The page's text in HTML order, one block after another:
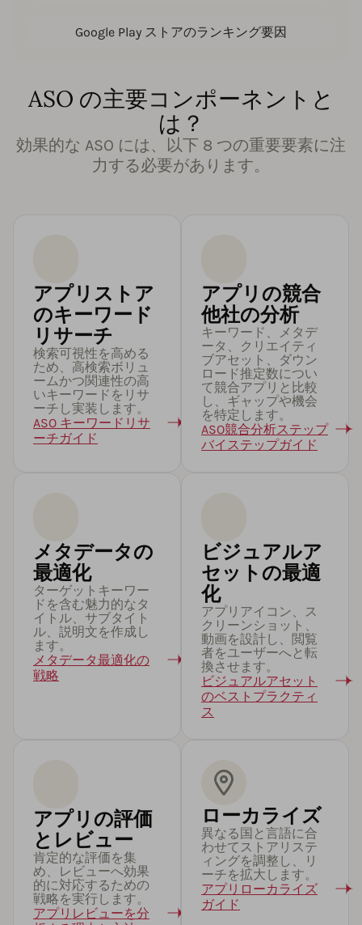
Google Play ストアのランキング要因
ASO の主要コンポーネントと
は？
効果的な ASO には、以下 8 つの重要要素に注
力する必要があります。
アプリストア
のキーワード
リサーチ
検索可視性を高める
ため、高検索ボリュ
ームかつ関連性の高
いキーワードをリサ
ーチし実装します。
ASO キーワードリサ
ーチガイド
アプリの競合
他社の分析
キーワード、メタデ
ータ、クリエイティ
ブアセット、ダウン
ロード推定数につい
て競合アプリと比較
し、ギャップや機会
を特定します。
ASO競合分析ステップ
バイステップガイド
メタデータの
最適化
ターゲットキーワー
ドを含む魅力的なタ
イトル、サブタイト
ル、説明文を作成し
ます。
メタデータ最適化の
戦略
ビジュアルア
セットの最適
化
アプリアイコン、ス
クリーンショット、
動画を設計し、閲覧
者をユーザーへと転
換させます。
ビジュアルアセット
のベストプラクティ
ス
アプリの評価
とレビュー
肯定的な評価を集
め、レビューへ効果
的に対応するための
戦略を実行します。
アプリレビューを分
ローカライズ
異なる国と言語に合
わせてストアリステ
ィングを調整し、リ
ーチを拡大します。
アプリローカライズ
ガイド